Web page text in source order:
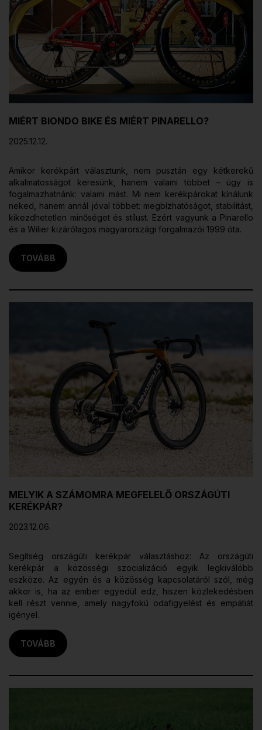
MIÉRT BIONDO BIKE ÉS MIÉRT PINARELLO?
2025.12.12.
Amikor kerékpárt választunk, nem pusztán egy kétkerekű
alkalmatosságot keresünk, hanem valami többet – úgy is
fogalmazhatnánk: valami mást. Mi nem kerékpárokat kínálunk
neked, hanem annál jóval többet: megbízhatóságot, stabilitást,
kikezdhetetlen minőséget és stílust. Ezért vagyunk a Pinarello
és a Wilier kizárólagos magyarországi forgalmazói 1999 óta.
TOVÁBB
MELYIK A SZÁMOMRA MEGFELELŐ ORSZÁGÚTI
KERÉKPÁR?
2023.12.06.
Segítség országúti kerékpár választáshoz: Az országúti
kerékpár a közösségi szocializáció egyik legkiválóbb
eszköze. Az egyén és a közösség kapcsolatáról szól, még
akkor is, ha az ember egyedül edz, hiszen közlekedésben
kell részt vennie, amely nagyfokú odafigyelést és empátiát
igényel.
TOVÁBB